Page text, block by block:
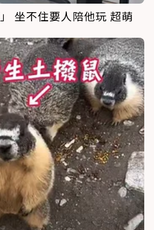
坐不住要人陪他玩 超萌